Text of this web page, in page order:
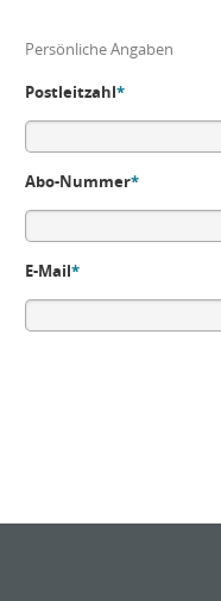
Persönliche Angaben
Postleitzahl*
Abo-Nummer*
E-Mail*